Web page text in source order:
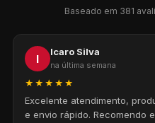
Baseado em 381
I
Icaro Silva
na última semana
★★★★★
Excelente atendimento,
e envio rápido. Recomendo